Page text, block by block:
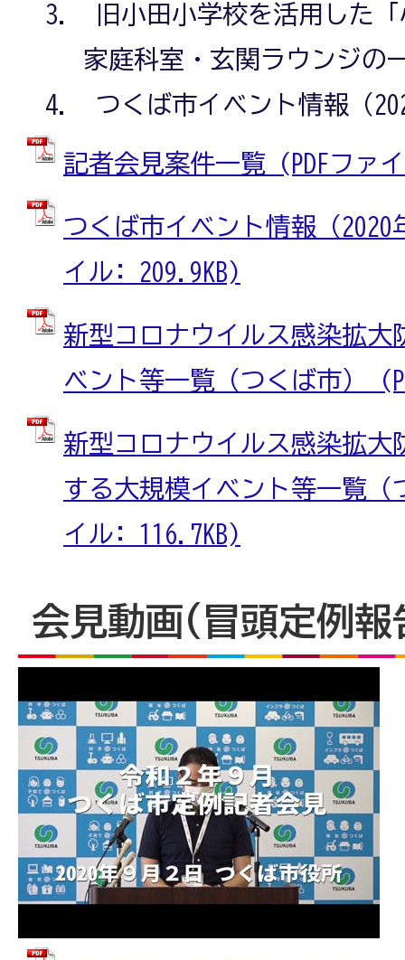
旧小田小学校を活用した
家庭科室・玄関ラウンジの
つくば市イベント情報（
記者会見案件一覧 (PDFファ
つくば市イベント情報（2020
イル: 209.9KB)
新型コロナウイルス感染拡大
ベント等一覧（つくば市）
新型コロナウイルス感染拡大
する大規模イベント等一覧（
イル: 116.7KB)
会見動画(冒頭定例